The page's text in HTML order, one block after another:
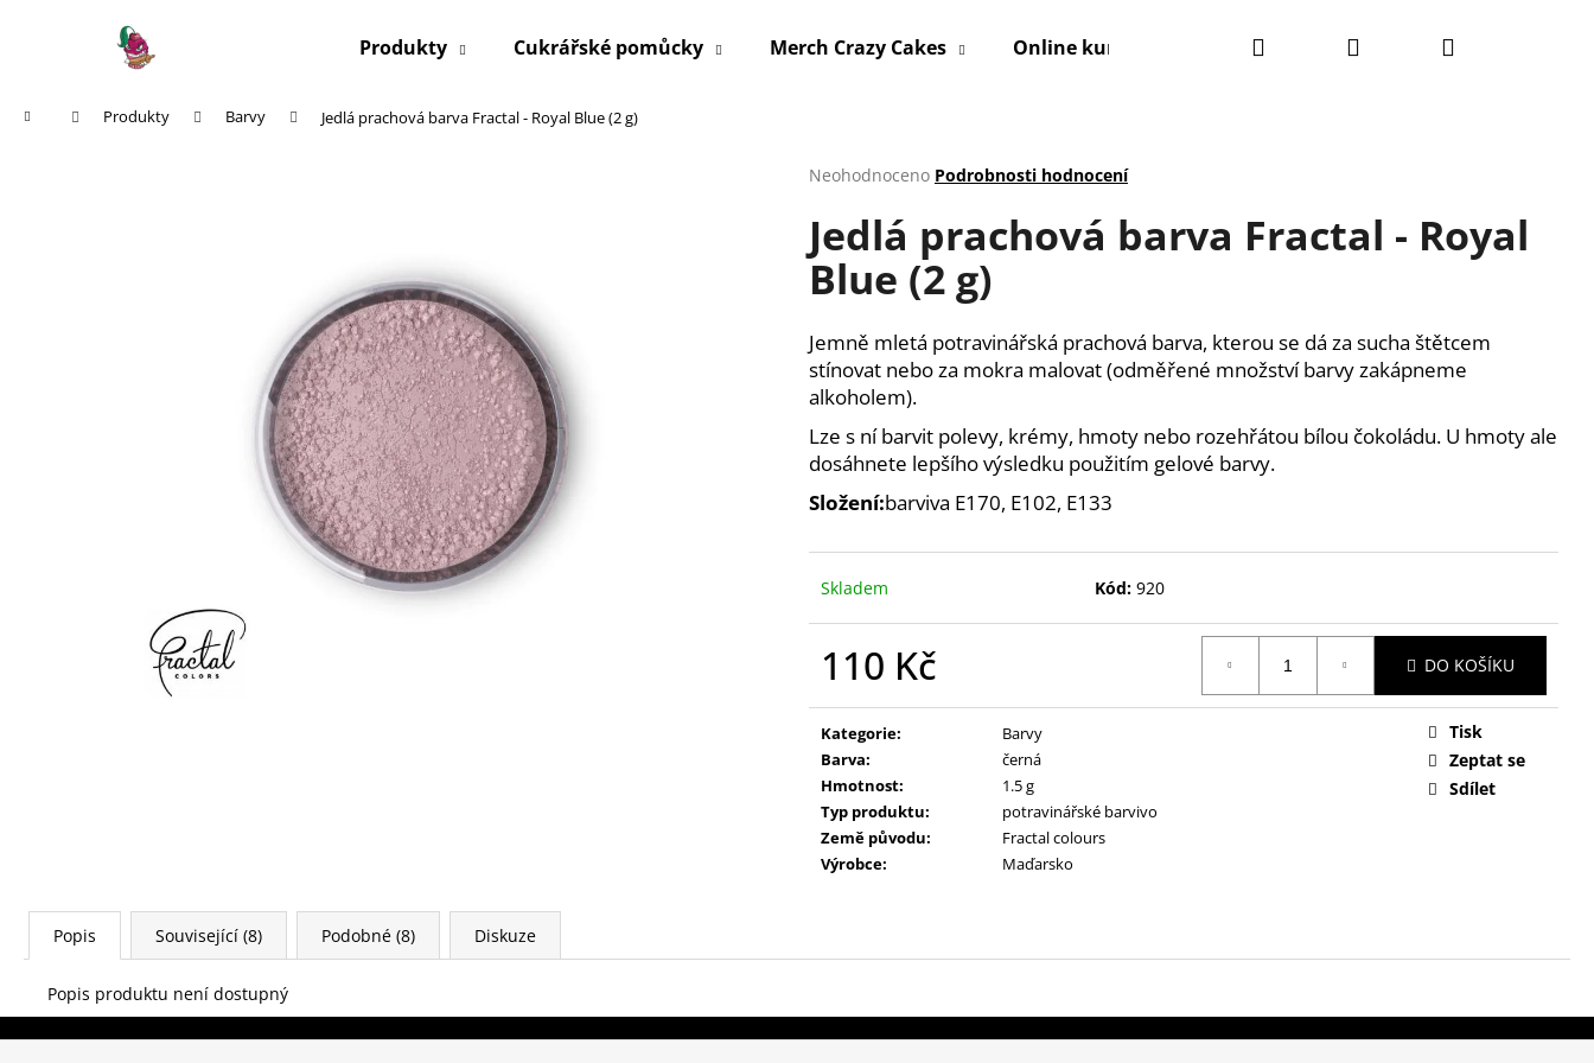
Produkty Cukrářské pomůcky Merch Crazy Cakes Online kurzy Kontakty Obchodní podmínky
Hledat PřihlášeníNákupní
Domů Produkty Barvy Jedlá prachová barva Fractal - Royal Blue (2 g)
Průměrné
produktu
0,0
hvězdiček.
Neohodnoceno Podrobnosti hodnocení
Jedlá prachová barva Fractal - Royal
Blue (2 g)
Jemně mletá potravinářská prachová barva, kterou se dá za sucha štětcem
stínovat nebo za mokra malovat (odměřené množství barvy zakápneme
alkoholem).
Lze s ní barvit polevy, krémy, hmoty nebo rozehřátou bílou čokoládu. U hmoty ale
dosáhnete lepšího výsledku použitím gelové barvy.
Složení:barviva E170, E102, E133
Skladem Kód: 920
110 Kč DO KOŠÍKU
Kategorie:
Barvy
Barva:
černá
Hmotnost:
1.5 g
Typ produktu:
potravinářské barvivo
Země původu:
Fractal colours
Výrobce: Maďarsko
Tisk
Zeptat se
Sdílet
Popis Související (8) Podobné (8) Diskuze
Popis produktu není dostupný
Zpět
obchodu
Zpět
obchodu
Co potřebujete najít?
HLEDAT
Z